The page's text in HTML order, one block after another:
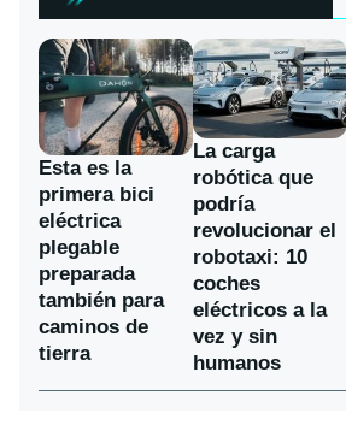
Esta es la
primera bici
eléctrica
plegable
preparada
también para
caminos de
tierra
La carga
robótica que
podría
revolucionar el
robotaxi: 10
coches
eléctricos a la
vez y sin
humanos